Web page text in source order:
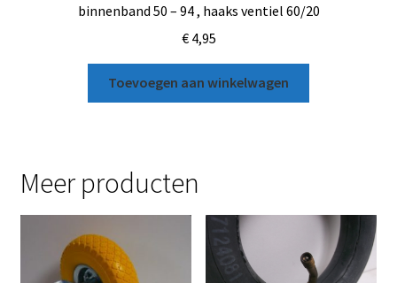
binnenband 50 – 94 , haaks ventiel 60/20
€4,95
Toevoegen aan winkelwagen
Meer producten